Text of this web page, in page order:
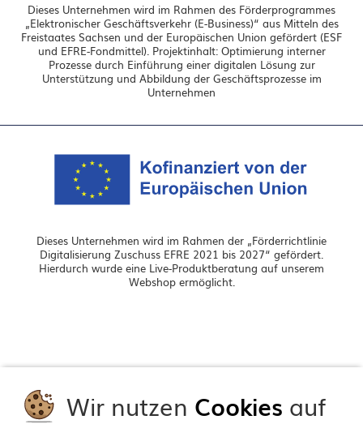
Dieses Unternehmen wird im Rahmen des Förderprogrammes
„Elektronischer Geschäftsverkehr (E-Business)“ aus Mitteln des
Freistaates Sachsen und der Europäischen Union gefördert (ESF
und EFRE-Fondmittel). Projektinhalt: Optimierung interner
Prozesse durch Einführung einer digitalen Lösung zur
Unterstützung und Abbildung der Geschäftsprozesse im
Unternehmen
Dieses Unternehmen wird im Rahmen der „Förderrichtlinie
Digitalisierung Zuschuss EFRE 2021 bis 2027“ gefördert.
Hierdurch wurde eine Live-Produktberatung auf unserem
Webshop ermöglicht.
Wir nutzen Cookies auf